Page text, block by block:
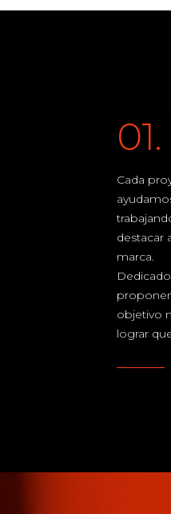
01.
Cada
destacar
marca.
objetivo
lograr